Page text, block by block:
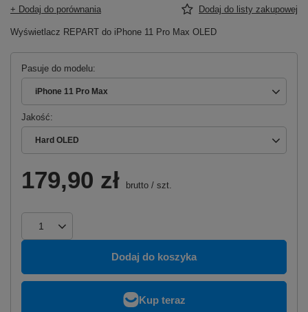
+ Dodaj do porównania Dodaj do listy zakupowej
Wyświetlacz REPART do iPhone 11 Pro Max OLED
Pasuje do modelu
iPhone 11 Pro Max
Jakość
Hard OLED
179,90 zł brutto / szt.
Dodaj do koszyka